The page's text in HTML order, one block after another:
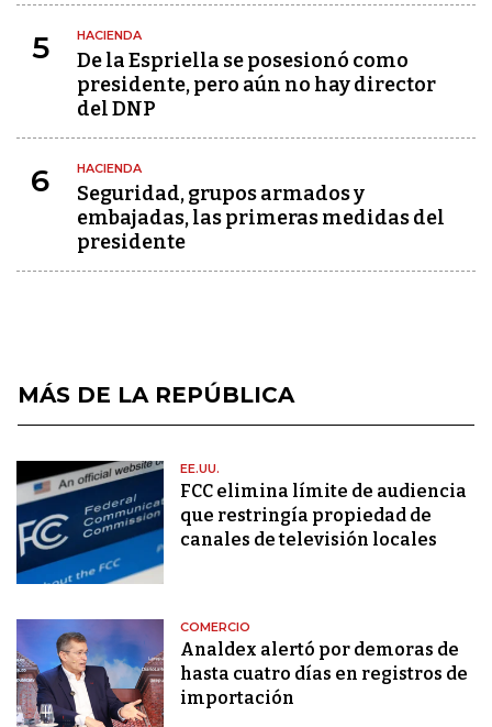
5 HACIENDA
De la Espriella se posesionó como
presidente, pero aún no hay director
del DNP
6 HACIENDA
Seguridad, grupos armados y
embajadas, las primeras medidas del
presidente
MÁS DE LA REPÚBLICA
EE.UU.
FCC elimina límite de audiencia
que restringía propiedad de
canales de televisión locales
COMERCIO
Analdex alertó por demoras de
hasta cuatro días en registros de
importación